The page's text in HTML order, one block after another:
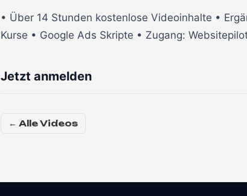
• Über 14 Stunden kostenlose Videoinhalte •
Kurse • Google Ads Skripte • Zugang:
Jetzt anmelden
← Alle Videos